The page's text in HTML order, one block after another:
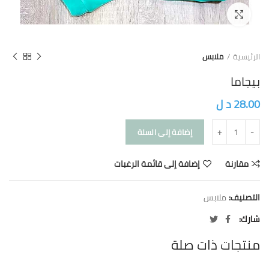
Click to enlarge
الرئيسية ملابس
بيجاما
28.00د ل
إضافة إلى السلة
مقارنة إضافة إلى قائمة الرغبات
التصنيف: ملابس
شارك
منتجات ذات صلة